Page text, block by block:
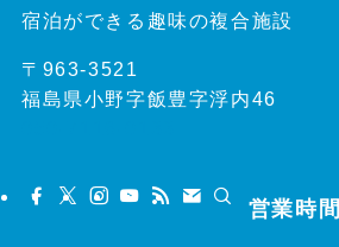
宿泊ができる趣味の複合施設
〒963-3521
福島県小野字飯豊字浮内46
営業時間